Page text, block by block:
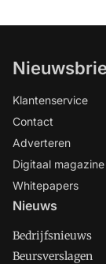
Klantenservice
Contact
Adverteren
Digitaal magazine
Whitepapers
Nieuws
Bedrijfsnieuws
Beursverslagen